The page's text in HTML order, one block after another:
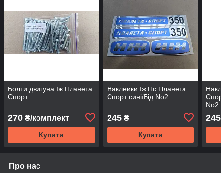
Болти двигуна Іж Планета
Спорт
270 ₴/комплект
Купити
Наклейки Іж Пс Планета
Спорт синіїВід No2
245₴
Купити
No2
245
Про нас